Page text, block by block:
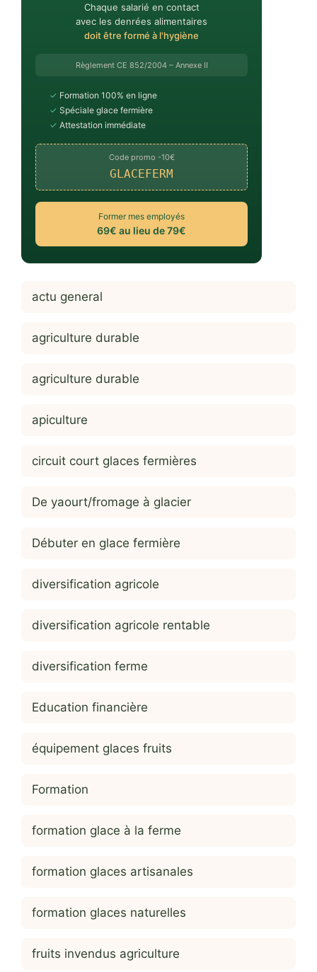
Chaque salarié en contact
avec les denrées alimentaires
doit être formé à l'hygiène
Règlement CE 852/2004 – Annexe II
✓ Formation 100% en ligne
✓ Spéciale glace fermière
✓ Attestation immédiate
Code promo -10€
GLACEFERM
Former mes employés
69€ au lieu de 79€
actu general
agriculture durable
agriculture durable
apiculture
circuit court glaces fermières
De yaourt/fromage à glacier
Débuter en glace fermière
diversification agricole
diversification agricole rentable
diversification ferme
Education financière
équipement glaces fruits
Formation
formation glace à la ferme
formation glaces artisanales
formation glaces naturelles
fruits invendus agriculture